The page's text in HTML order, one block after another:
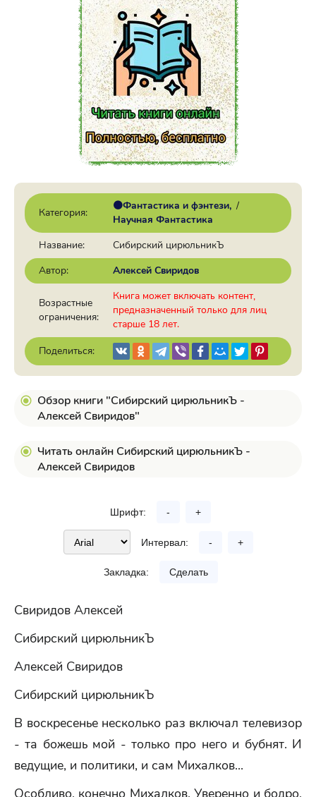
Категория:
🟠Фантастика и фэнтези /
Научная Фантастика
Название:
Сибирский цирюльникЪ
Автор:
Алексей Свиридов
Возрастные
ограничения:
Книга может включать контент,
предназначенный только для лиц
старше 18 лет.
Поделиться:
Обзор книги "Сибирский цирюльникЪ -
Алексей Свиридов"
Читать онлайн Сибирский цирюльникЪ -
Алексей Свиридов
Шрифт: - +
Интервал: - +
Закладка: Сделать
Свиридов Алексей
Сибирский цирюльникЪ
Алексей Свиридов
Сибирский цирюльникЪ
В воскресенье несколько раз включал телевизор
- та божешь мой - только про него и бубнят. И
ведущие, и политики, и сам Михалков...
Особливо, конечно Михалков. Уверенно и бодро,